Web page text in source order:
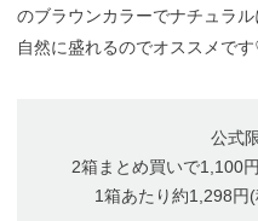
のブラウンカラーでナチュラ
自然に盛れるのでオススメで
公式
2箱まとめ買いで1,100
1箱あたり約1,298円